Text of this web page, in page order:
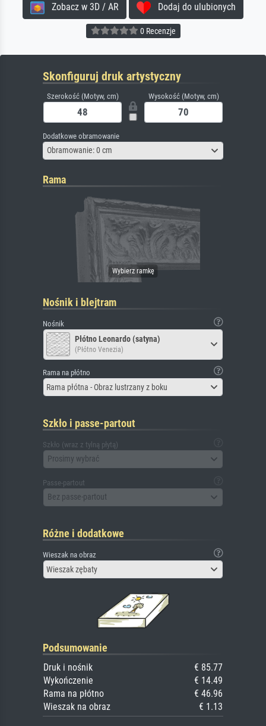
Zobacz w 3D / AR Dodaj do ulubionych
0 Recenzje
Skonfiguruj druk artystyczny
Szerokość (Motyw, cm) Wysokość (Motyw, cm)
Dodatkowe obramowanie
Obramowanie: 0 cm
Rama
Nośnik i blejtram
Nośnik
Płótno Leonardo (satyna)
(Płótno Venezia)
Rama na płótno
Rama płótna - Obraz lustrzany z boku
Szkło i passe-partout
Szkło (wraz z tylną płytą)
Prosimy wybrać
Passe-partout
Bez passe-partout
Różne i dodatkowe
Wieszak na obraz
Wieszak zębaty
Podsumowanie
Druk i nośnik
€ 85.77
Wykończenie
€ 14.49
Rama na płótno
€ 46.96
Wieszak na obraz
€ 1.13